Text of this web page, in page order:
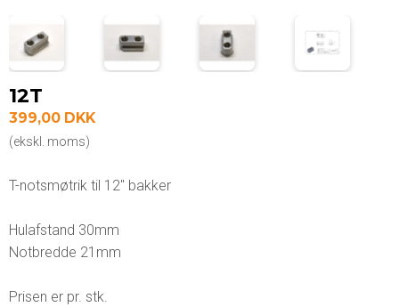
12T
399,00 DKK
(ekskl. moms)
T-notsmøtrik til 12" bakker
Hulafstand 30mm
Notbredde 21mm
Prisen er pr. stk.